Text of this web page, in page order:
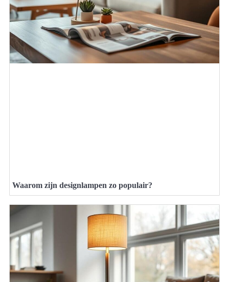
Waarom zijn designlampen zo populair?